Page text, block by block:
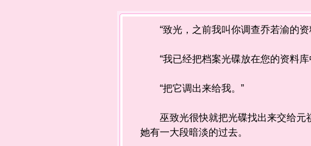
“致光，之前我叫你调查乔若渝的资
“我已经把档案光碟放在您的资料库
“把它调出来给我。”
巫致光很快就把光碟找出来交给元
她有一大段暗淡的过去。